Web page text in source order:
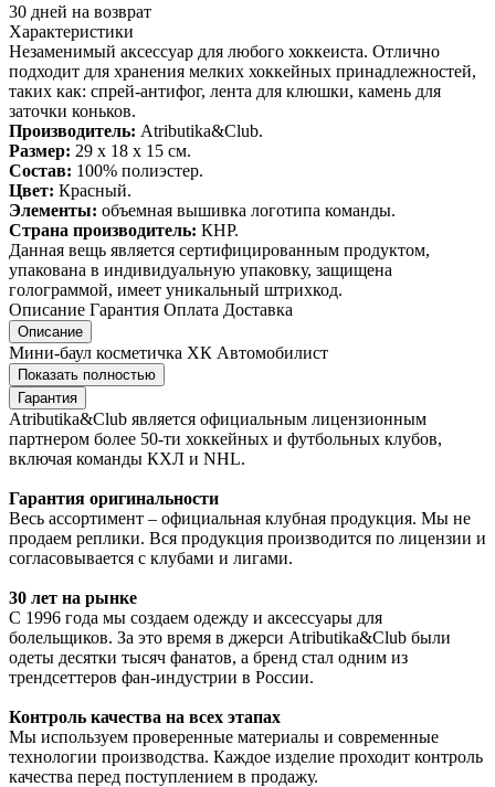
30 дней на возврат
Характеристики
Незаменимый аксессуар для любого хоккеиста. Отлично
подходит для хранения мелких хоккейных принадлежностей,
таких как: спрей-антифог, лента для клюшки, камень для
заточки коньков.
Производитель: Atributika&Club.
Размер: 29 x 18 x 15 см.
Состав: 100% полиэстер.
Цвет: Красный.
Элементы: объемная вышивка логотипа команды.
Страна производитель: КНР.
Данная вещь является сертифицированным продуктом,
упакована в индивидуальную упаковку, защищена
голограммой, имеет уникальный штрихкод.
Описание Гарантия Оплата Доставка
Описание
Мини-баул косметичка ХК Автомобилист
Показать полностью
Гарантия
Atributika&Club является официальным лицензионным
партнером более 50-ти хоккейных и футбольных клубов,
включая команды КХЛ и NHL.
Гарантия оригинальности
Весь ассортимент – официальная клубная продукция. Мы не
продаем реплики. Вся продукция производится по лицензии и
согласовывается с клубами и лигами.
30 лет на рынке
С 1996 года мы создаем одежду и аксессуары для
болельщиков. За это время в джерси Atributika&Club были
одеты десятки тысяч фанатов, а бренд стал одним из
трендсеттеров фан-индустрии в России.
Контроль качества на всех этапах
Мы используем проверенные материалы и современные
технологии производства. Каждое изделие проходит контроль
качества перед поступлением в продажу.